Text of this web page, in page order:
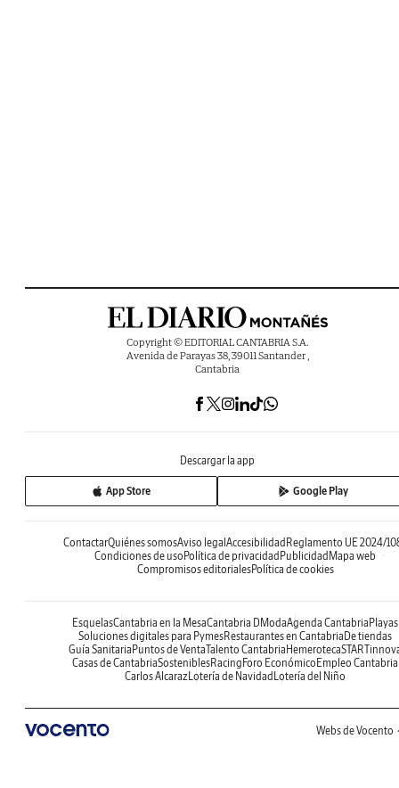
Copyright © EDITORIAL CANTABRIA S.A.
Avenida de Parayas 38, 39011 Santander ,
Cantabria
Descargar la app
App Store Google Play
ContactarQuiénes somosAviso legalAccesibilidadReglamento UE 2024/
Condiciones de usoPolítica de privacidadPublicidadMapa web
Compromisos editorialesPolítica de cookies
EsquelasCantabria en la MesaCantabria DModaAgenda CantabriaPlayas
Soluciones digitales para PymesRestaurantes en CantabriaDe tiendas
Guía SanitariaPuntos de VentaTalento CantabriaHemeroteca
Casas de CantabriaSosteniblesRacingForo EconómicoEmpleo Cantabria
Carlos AlcarazLotería de NavidadLotería del Niño
Webs de Vocento